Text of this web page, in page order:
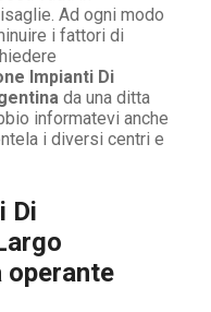
Ad ogni modo
i fattori di
Impianti Di
da una ditta
informatevi anche
i diversi centri e
Di
operante